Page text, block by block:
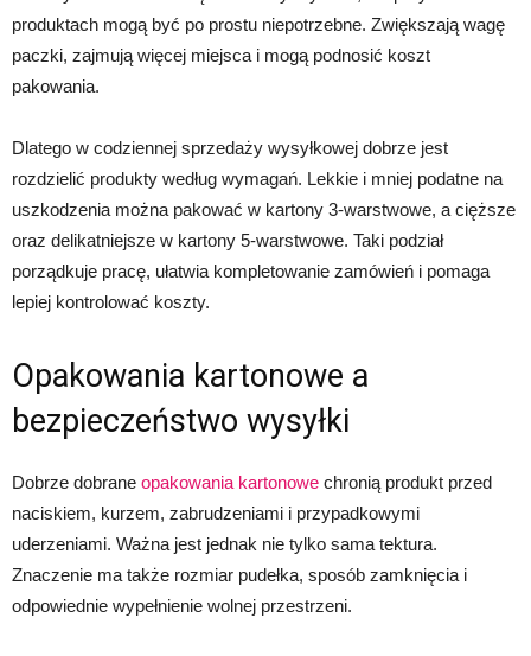
produktach mogą być po prostu niepotrzebne. Zwiększają wagę
paczki, zajmują więcej miejsca i mogą podnosić koszt
pakowania.
Dlatego w codziennej sprzedaży wysyłkowej dobrze jest
rozdzielić produkty według wymagań. Lekkie i mniej podatne na
uszkodzenia można pakować w kartony 3-warstwowe, a cięższe
oraz delikatniejsze w kartony 5-warstwowe. Taki podział
porządkuje pracę, ułatwia kompletowanie zamówień i pomaga
lepiej kontrolować koszty.
Opakowania kartonowe a
bezpieczeństwo wysyłki
Dobrze dobrane opakowania kartonowe chronią produkt przed
naciskiem, kurzem, zabrudzeniami i przypadkowymi
uderzeniami. Ważna jest jednak nie tylko sama tektura.
Znaczenie ma także rozmiar pudełka, sposób zamknięcia i
odpowiednie wypełnienie wolnej przestrzeni.